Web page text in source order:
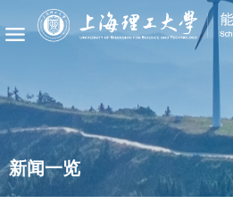
新闻一览